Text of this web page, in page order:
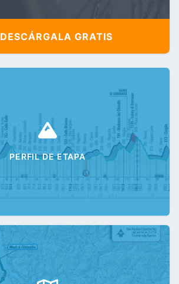
DESCÁRGALA GRATIS
PERFIL DE ETAPA